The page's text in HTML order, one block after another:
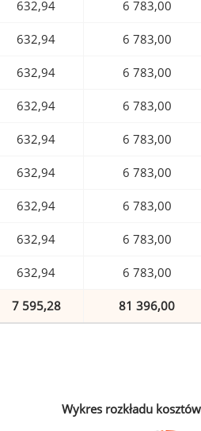
632,94 6 783,00
632,94 6 783,00
632,94 6 783,00
632,94 6 783,00
632,94 6 783,00
632,94 6 783,00
632,94 6 783,00
632,94 6 783,00
632,94 6 783,00
7 595,28 81 396,00
Wykres rozkładu